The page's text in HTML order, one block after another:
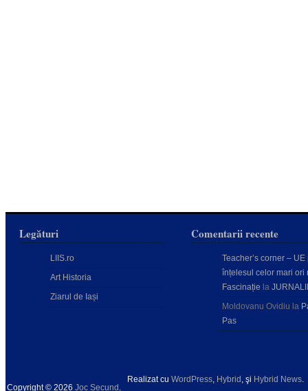
Legături
LIIS.ro
Art Historia
Ziarul de Iași
Comentarii recente
Teacher’s corner – UE
înțelesul celor mari ori
Fascinație la
Moldovanu Ovidiu la
Pas
Copyright © 2026 Joc Secund .
Realizat cu WordPress, Hybrid , şi Hybrid News.